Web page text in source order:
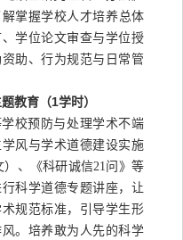
解掌握学校人才培养总体
、学位论文审查与学位授
助、行为规范与日常管
教育（1学时）
校预防与处理学术不端
风与学术道德建设实施
）、《科研诚信21问》等
科学道德专题讲座，让
规范标准，引导学生形
。培养敢为人先的科学